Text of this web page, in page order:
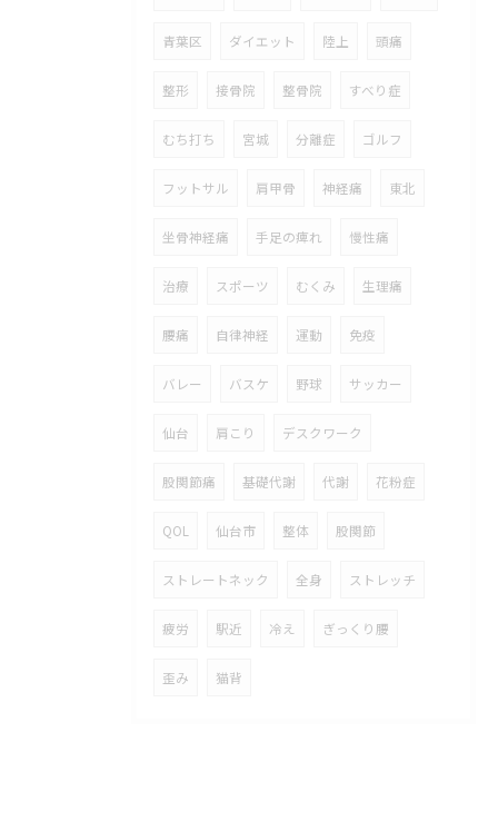
青葉区 ダイエット 陸上 頭痛
整形 接骨院 整骨院 すべり症
むち打ち 宮城 分離症 ゴルフ
フットサル 肩甲骨 神経痛 東北
坐骨神経痛 手足の痺れ 慢性痛
治療 スポーツ むくみ 生理痛
腰痛 自律神経 運動 免疫
バレー バスケ 野球 サッカー
仙台 肩こり デスクワーク
股関節痛 基礎代謝 代謝 花粉症
QOL 仙台市 整体 股関節
ストレートネック 全身 ストレッチ
疲労 駅近 冷え ぎっくり腰
歪み 猫背